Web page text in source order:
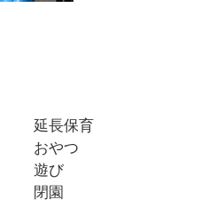
延長保育
おやつ
遊び
閉園